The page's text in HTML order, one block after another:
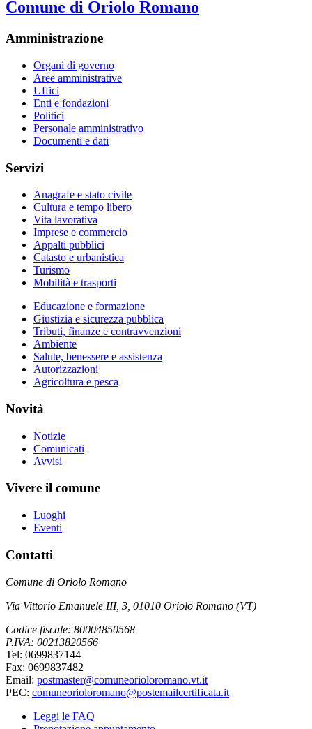
Comune di Oriolo Romano
Amministrazione
Organi di governo
Aree amministrative
Uffici
Enti e fondazioni
Politici
Personale amministrativo
Documenti e dati
Servizi
Anagrafe e stato civile
Cultura e tempo libero
Vita lavorativa
Imprese e commercio
Appalti pubblici
Catasto e urbanistica
Turismo
Mobilità e trasporti
Educazione e formazione
Giustizia e sicurezza pubblica
Tributi, finanze e contravvenzioni
Ambiente
Salute, benessere e assistenza
Autorizzazioni
Agricoltura e pesca
Novità
Notizie
Comunicati
Avvisi
Vivere il comune
Luoghi
Eventi
Contatti
Comune di Oriolo Romano
Via Vittorio Emanuele III, 3, 01010 Oriolo Romano (VT)
Codice fiscale: 80004850568
P.IVA: 00213820566
Tel: 0699837144
Fax: 0699837482
Email: postmaster@comuneorioloromano.vt.it
PEC: comuneorioloromano@postemailcertificata.it
Leggi le FAQ